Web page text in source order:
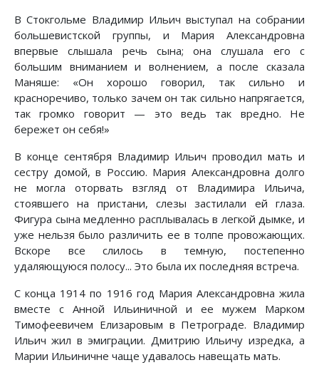
В Стокгольме Владимир Ильич выступал на собрании
большевистской группы, и Мария Александровна
впервые слышала речь сына; она слушала его с
большим вниманием и волнением, а после сказала
Маняше: «Он хорошо говорил, так сильно и
красноречиво, только зачем он так сильно напрягается,
так громко говорит — это ведь так вредно. Не
бережет он себя!»
В конце сентября Владимир Ильич проводил мать и
сестру домой, в Россию. Мария Александровна долго
не могла оторвать взгляд от Владимира Ильича,
стоявшего на пристани, слезы застилали ей глаза.
Фигура сына медленно расплывалась в легкой дымке, и
уже нельзя было различить ее в толпе провожающих.
Вскоре все слилось в темную, постепенно
удаляющуюся полосу... Это была их последняя встреча.
С конца 1914 по 1916 год Мария Александровна жила
вместе с Анной Ильиничной и ее мужем Марком
Тимофеевичем Елизаровым в Петрограде. Владимир
Ильич жил в эмиграции. Дмитрию Ильичу изредка, а
Марии Ильиничне чаще удавалось навещать мать.